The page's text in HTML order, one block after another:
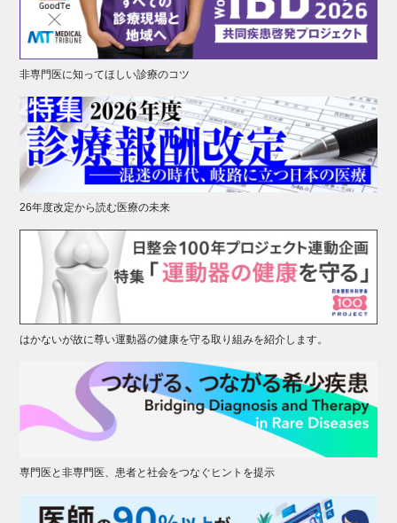
非専門医に知ってほしい診療のコツ
26年度改定から読む医療の未来
はかないが故に尊い運動器の健康を守る取り組みを紹介します。
専門医と非専門医、患者と社会をつなぐヒントを提示